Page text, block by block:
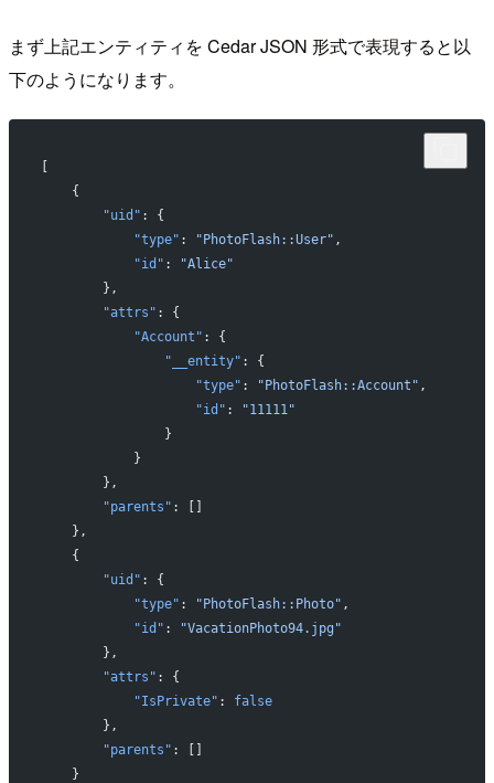
まず上記エンティティを Cedar JSON 形式で表現すると以
下のようになります。
[
    {
        "uid"
: {
            "type"
: "PhotoFlash::User" ,
            "id"
:
"Alice"
        },
        "attrs"
: {
            "Account"
: {
                "__entity"
: {
                    "type"
: "PhotoFlash::Account" ,
                    "id"
:
"11111"
                }
            }
        },
        "parents"
: []
    },
    {
        "uid"
: {
            "type"
: "PhotoFlash::Photo" ,
            "id"
:
"VacationPhoto94.jpg"
        },
        "attrs"
: {
            "IsPrivate"
: false
        },
        "parents"
: []
    }